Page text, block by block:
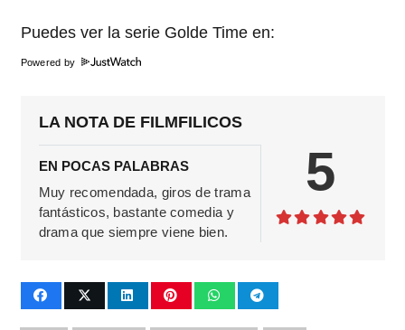
Puedes ver la serie Golde Time en:
Powered by
LA NOTA DE FILMFILICOS
EN POCAS PALABRAS
Muy recomendada, giros de trama
fantásticos, bastante comedia y
drama que siempre viene bien.
5